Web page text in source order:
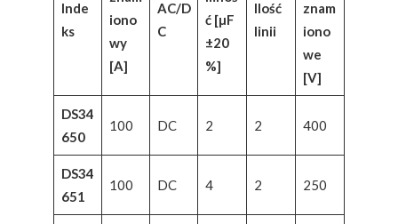
Inde
ks
iono
wy
[A]
AC/D
C
ć [µF
±20
%]
Ilość
linii
znam
iono
we
[V]
DS34
650
100 DC 2 2 400
DS34
651
100 DC 4 2 250